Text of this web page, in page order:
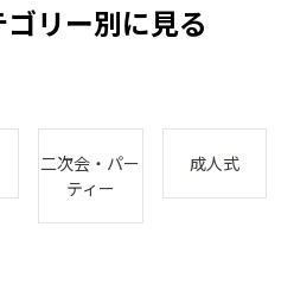
リー別に見る
二次会・パー
ティー
成人式